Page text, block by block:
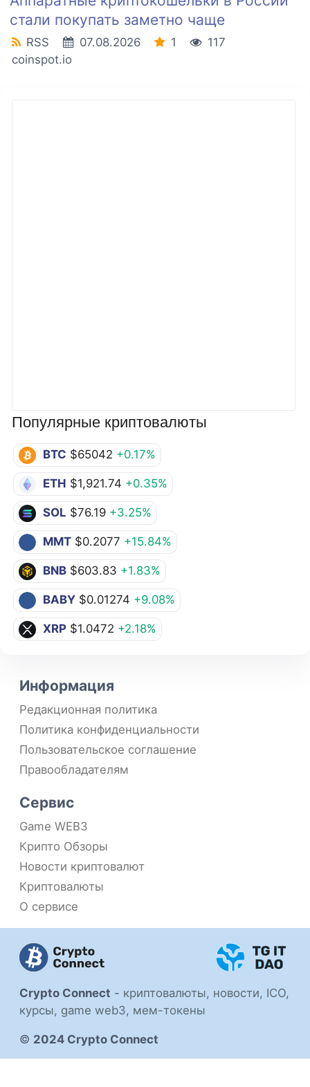
Популярные криптовалюты
BTC $65042 +0.17%
ETH $1,921.74 +0.35%
SOL $76.19 +3.25%
MMT $0.2077 +15.84%
BNB $603.83 +1.83%
BABY $0.01274 +9.08%
XRP $1.0472 +2.18%
стали покупать заметно чаще
RSS 07.08.2026 1
117
coinspot.io
Crypto Connect - криптовалюты, новости, ICO,
курсы, game web3, мем-токены
© 2024 Crypto Connect
Информация
Редакционная политика
Политика конфиденциальности
Пользовательское соглашение
Правообладателям
Сервис
Game WEB3
Крипто Обзоры
Новости криптовалют
Криптовалюты
О сервисе